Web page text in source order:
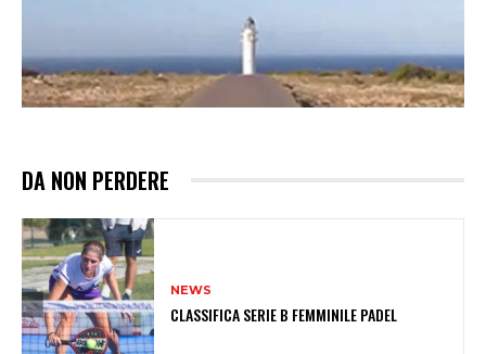
DA NON PERDERE
NEWS
CLASSIFICA SERIE B FEMMINILE PADEL